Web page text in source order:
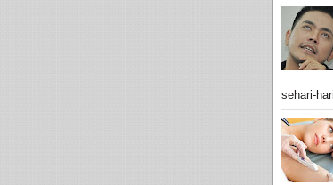
sehari-